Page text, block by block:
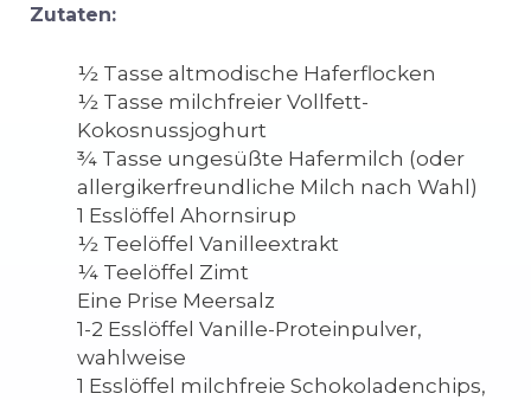
Zutaten:
½ Tasse altmodische Haferflocken
½ Tasse milchfreier Vollfett-
Kokosnussjoghurt
¾ Tasse ungesüßte Hafermilch (oder
allergikerfreundliche Milch nach Wahl)
1 Esslöffel Ahornsirup
½ Teelöffel Vanilleextrakt
¼ Teelöffel Zimt
Eine Prise Meersalz
1-2 Esslöffel Vanille-Proteinpulver,
wahlweise
1 Esslöffel milchfreie Schokoladenchips,